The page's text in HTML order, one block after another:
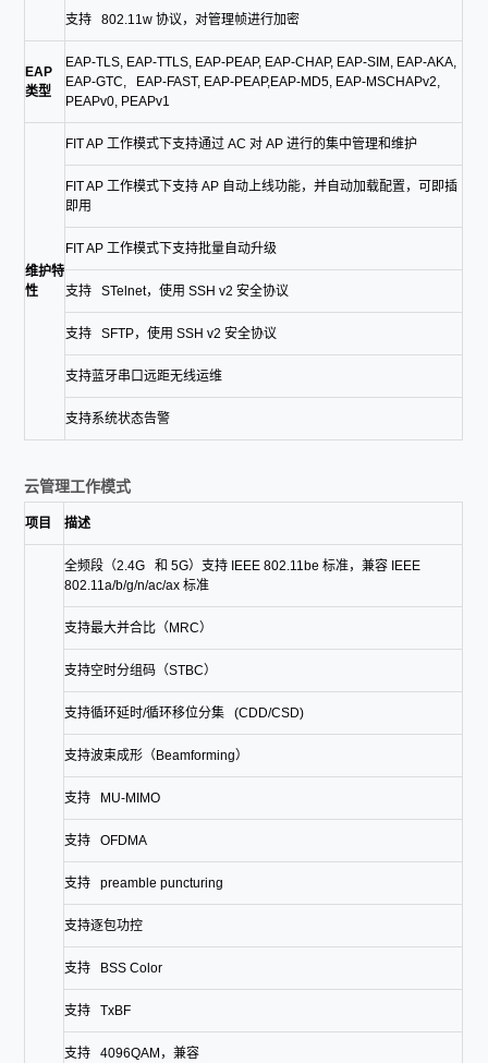
支持 802.11w 协议，对管理帧进行加密
EAP
类型
EAP-TLS, EAP-TTLS, EAP-PEAP, EAP-CHAP, EAP-SIM, EAP-AKA,
EAP-GTC, EAP-FAST, EAP-PEAP,EAP-MD5, EAP-MSCHAPv2,
PEAPv0, PEAPv1
维护特
性
FIT AP 工作模式下支持通过 AC 对 AP 进行的集中管理和维护
FIT AP 工作模式下支持 AP 自动上线功能，并自动加载配置，可即插
即用
FIT AP 工作模式下支持批量自动升级
支持 STelnet，使用 SSH v2 安全协议
支持 SFTP，使用 SSH v2 安全协议
支持蓝牙串口远距无线运维
支持系统状态告警
云管理工作模式
项目 描述
全频段（2.4G 和 5G）支持 IEEE 802.11be 标准，兼容 IEEE
802.11a/b/g/n/ac/ax 标准
支持最大并合比（MRC）
支持空时分组码（STBC）
支持循环延时/循环移位分集 (CDD/CSD)
支持波束成形（Beamforming）
支持 MU-MIMO
支持 OFDMA
支持 preamble puncturing
支持逐包功控
支持 BSS Color
支持 TxBF
支持 4096QAM，兼容